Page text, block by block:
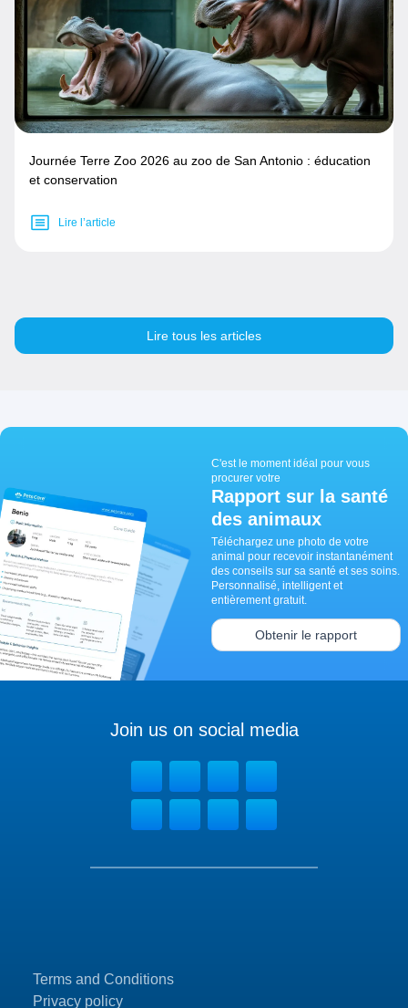
Journée Terre Zoo 2026 au zoo de San Antonio : éducation
et conservation
Lire l’article
Lire tous les articles
C'est le moment idéal pour vous
procurer votre
Rapport sur la santé
des animaux
Téléchargez une photo de votre
animal pour recevoir instantanément
des conseils sur sa santé et ses soins.
Personnalisé, intelligent et
entièrement gratuit.
Obtenir le rapport
Terms and Conditions
Privacy policy
Join us on social media